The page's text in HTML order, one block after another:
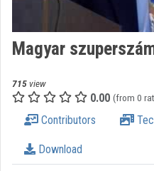
Organization home
Categories
Organization playlists
Magyar
715 view
0.00 (from 0
Contributors
Download